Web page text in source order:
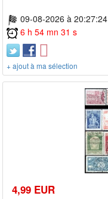
09-08-2026 à 20:27:24
6 h 54 mn 31 s
+ ajout à ma sélection
4,99 EUR